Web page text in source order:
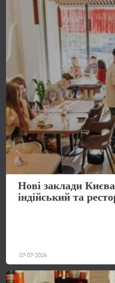
Нові заклади
індійський та
07-07-2026